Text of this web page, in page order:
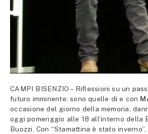
CAMPI BISENZIO – Riflessioni su un
futuro imminente: sono quelle die con
occasione del giorno della memoria,
oggi pomeriggio alle 18 all’interno della
Buozzi. Con “Stamattina è stato